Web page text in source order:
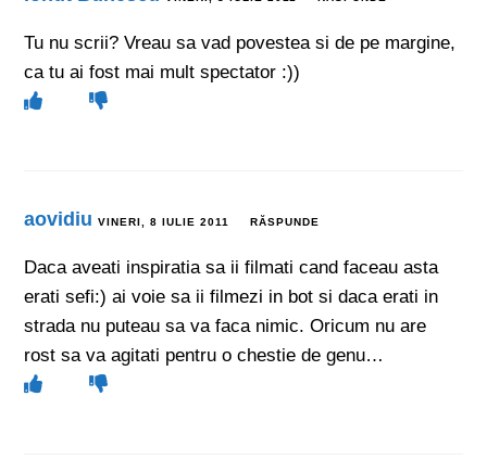
Tu nu scrii? Vreau sa vad povestea si de pe margine,
ca tu ai fost mai mult spectator :))
aovidiu VINERI, 8 IULIE 2011 RĂSPUNDE
Daca aveati inspiratia sa ii filmati cand faceau asta
erati sefi:) ai voie sa ii filmezi in bot si daca erati in
strada nu puteau sa va faca nimic. Oricum nu are
rost sa va agitati pentru o chestie de genu…